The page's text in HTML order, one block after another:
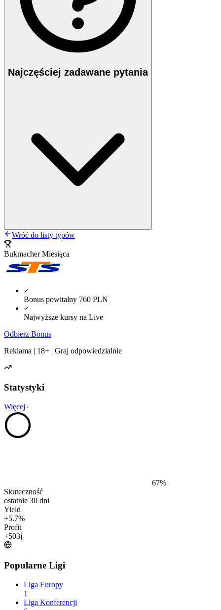
Najczęściej zadawane pytania
Wróć do listy typów
Bukmacher Miesiąca
Bonus powitalny 760 PLN
Najwyższe kursy na Live
Odbierz Bonus
Reklama | 18+ | Graj odpowiedzialnie
Statystyki
Więcej
67%
Skuteczność
ostatnie 30 dni
Yield
+5.7%
Profit
+503j
Popularne Ligi
Liga Europy
1
Liga Konferencji